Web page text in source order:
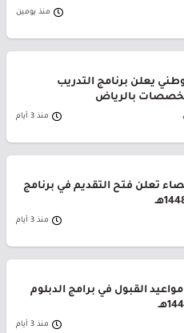
منذ يومين
يعلن برنامج التدريب
بالرياض
منذ 3 أيام
تعلن فتح التقديم في برنامج
منذ 3 أيام
القبول في برامج الدبلوم
منذ 3 أيام